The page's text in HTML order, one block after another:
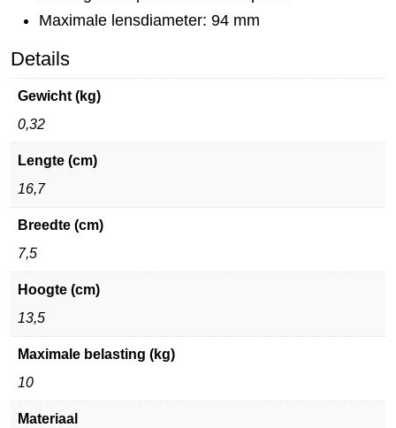
Maximale lensdiameter: 94 mm
Details
Gewicht (kg)
0,32
Lengte (cm)
16,7
Breedte (cm)
7,5
Hoogte (cm)
13,5
Maximale belasting (kg)
10
Materiaal